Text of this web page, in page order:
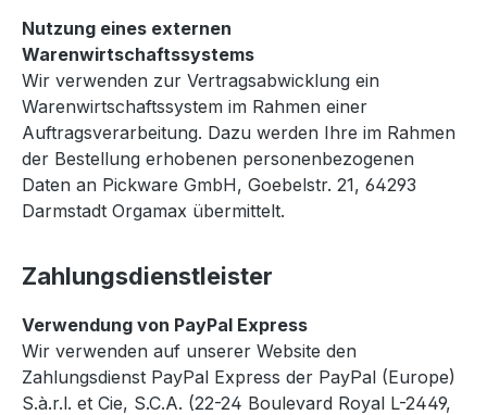
Nutzung eines externen
Warenwirtschaftssystems
Wir verwenden zur Vertragsabwicklung ein
Warenwirtschaftssystem im Rahmen einer
Auftragsverarbeitung. Dazu werden Ihre im Rahmen
der Bestellung erhobenen personenbezogenen
Daten an Pickware GmbH, Goebelstr. 21, 64293
Darmstadt Orgamax übermittelt.
Zahlungsdienstleister
Verwendung von PayPal Express
Wir verwenden auf unserer Website den
Zahlungsdienst PayPal Express der PayPal (Europe)
S.à.r.l. et Cie, S.C.A. (22-24 Boulevard Royal L-2449,